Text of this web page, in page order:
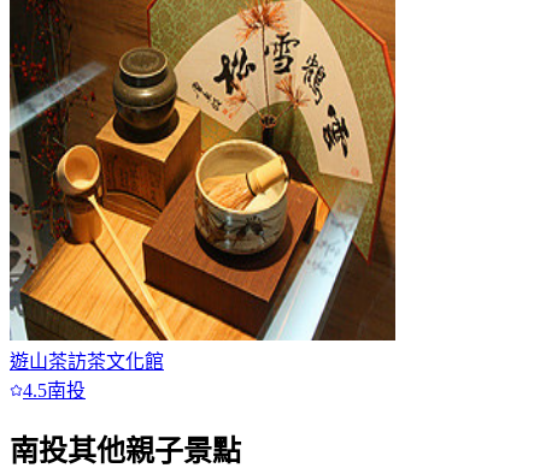
遊山茶訪茶文化館
4.5南投
南投其他親子景點